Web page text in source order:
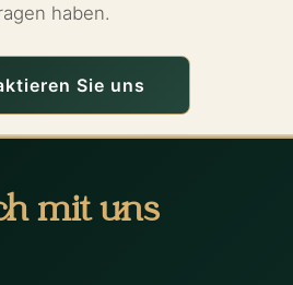
haben.
Sie uns
mit uns